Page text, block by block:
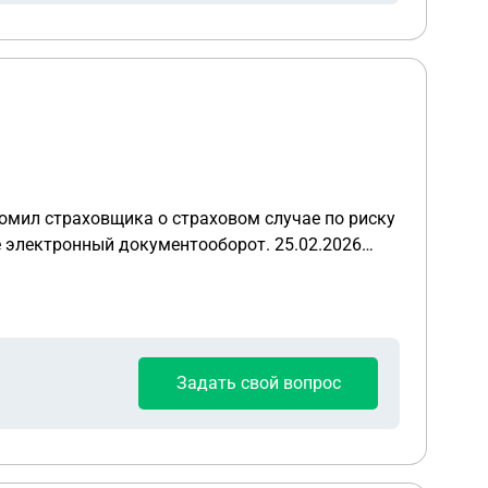
документооборот. 25.02.2026
26.03.2026 я направил Задать свой вопрос